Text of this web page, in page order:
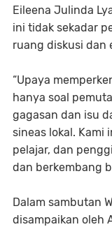
Eileena Julinda
ini tidak sekadar
ruang diskusi dan
“Upaya
hanya soal
gagasan dan isu
sineas lokal. Kami
pelajar, dan
dan berkembang
Dalam sambutan
disampaikan oleh